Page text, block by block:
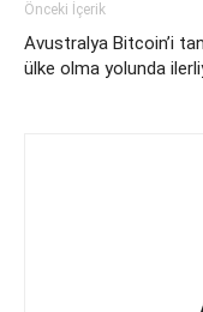
Önceki İçerik
Avustralya Bitcoin’i
ülke olma yolunda